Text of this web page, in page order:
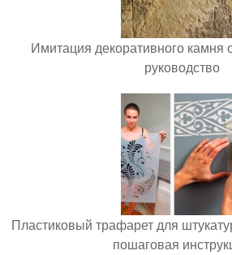
Имитация декоративного камня
руководство
Пластиковый трафарет для
пошаговая